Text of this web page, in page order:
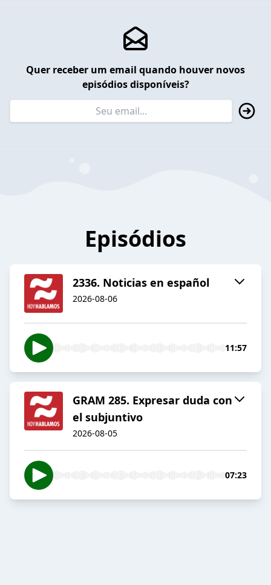
Quer receber um email quando houver novos
episódios disponíveis?
Episódios
2336. Noticias en español
2026-08-06
11:57
GRAM 285. Expresar duda con
el subjuntivo
2026-08-05
07:23